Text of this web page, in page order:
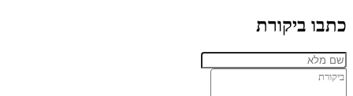
כתבו ביקורת